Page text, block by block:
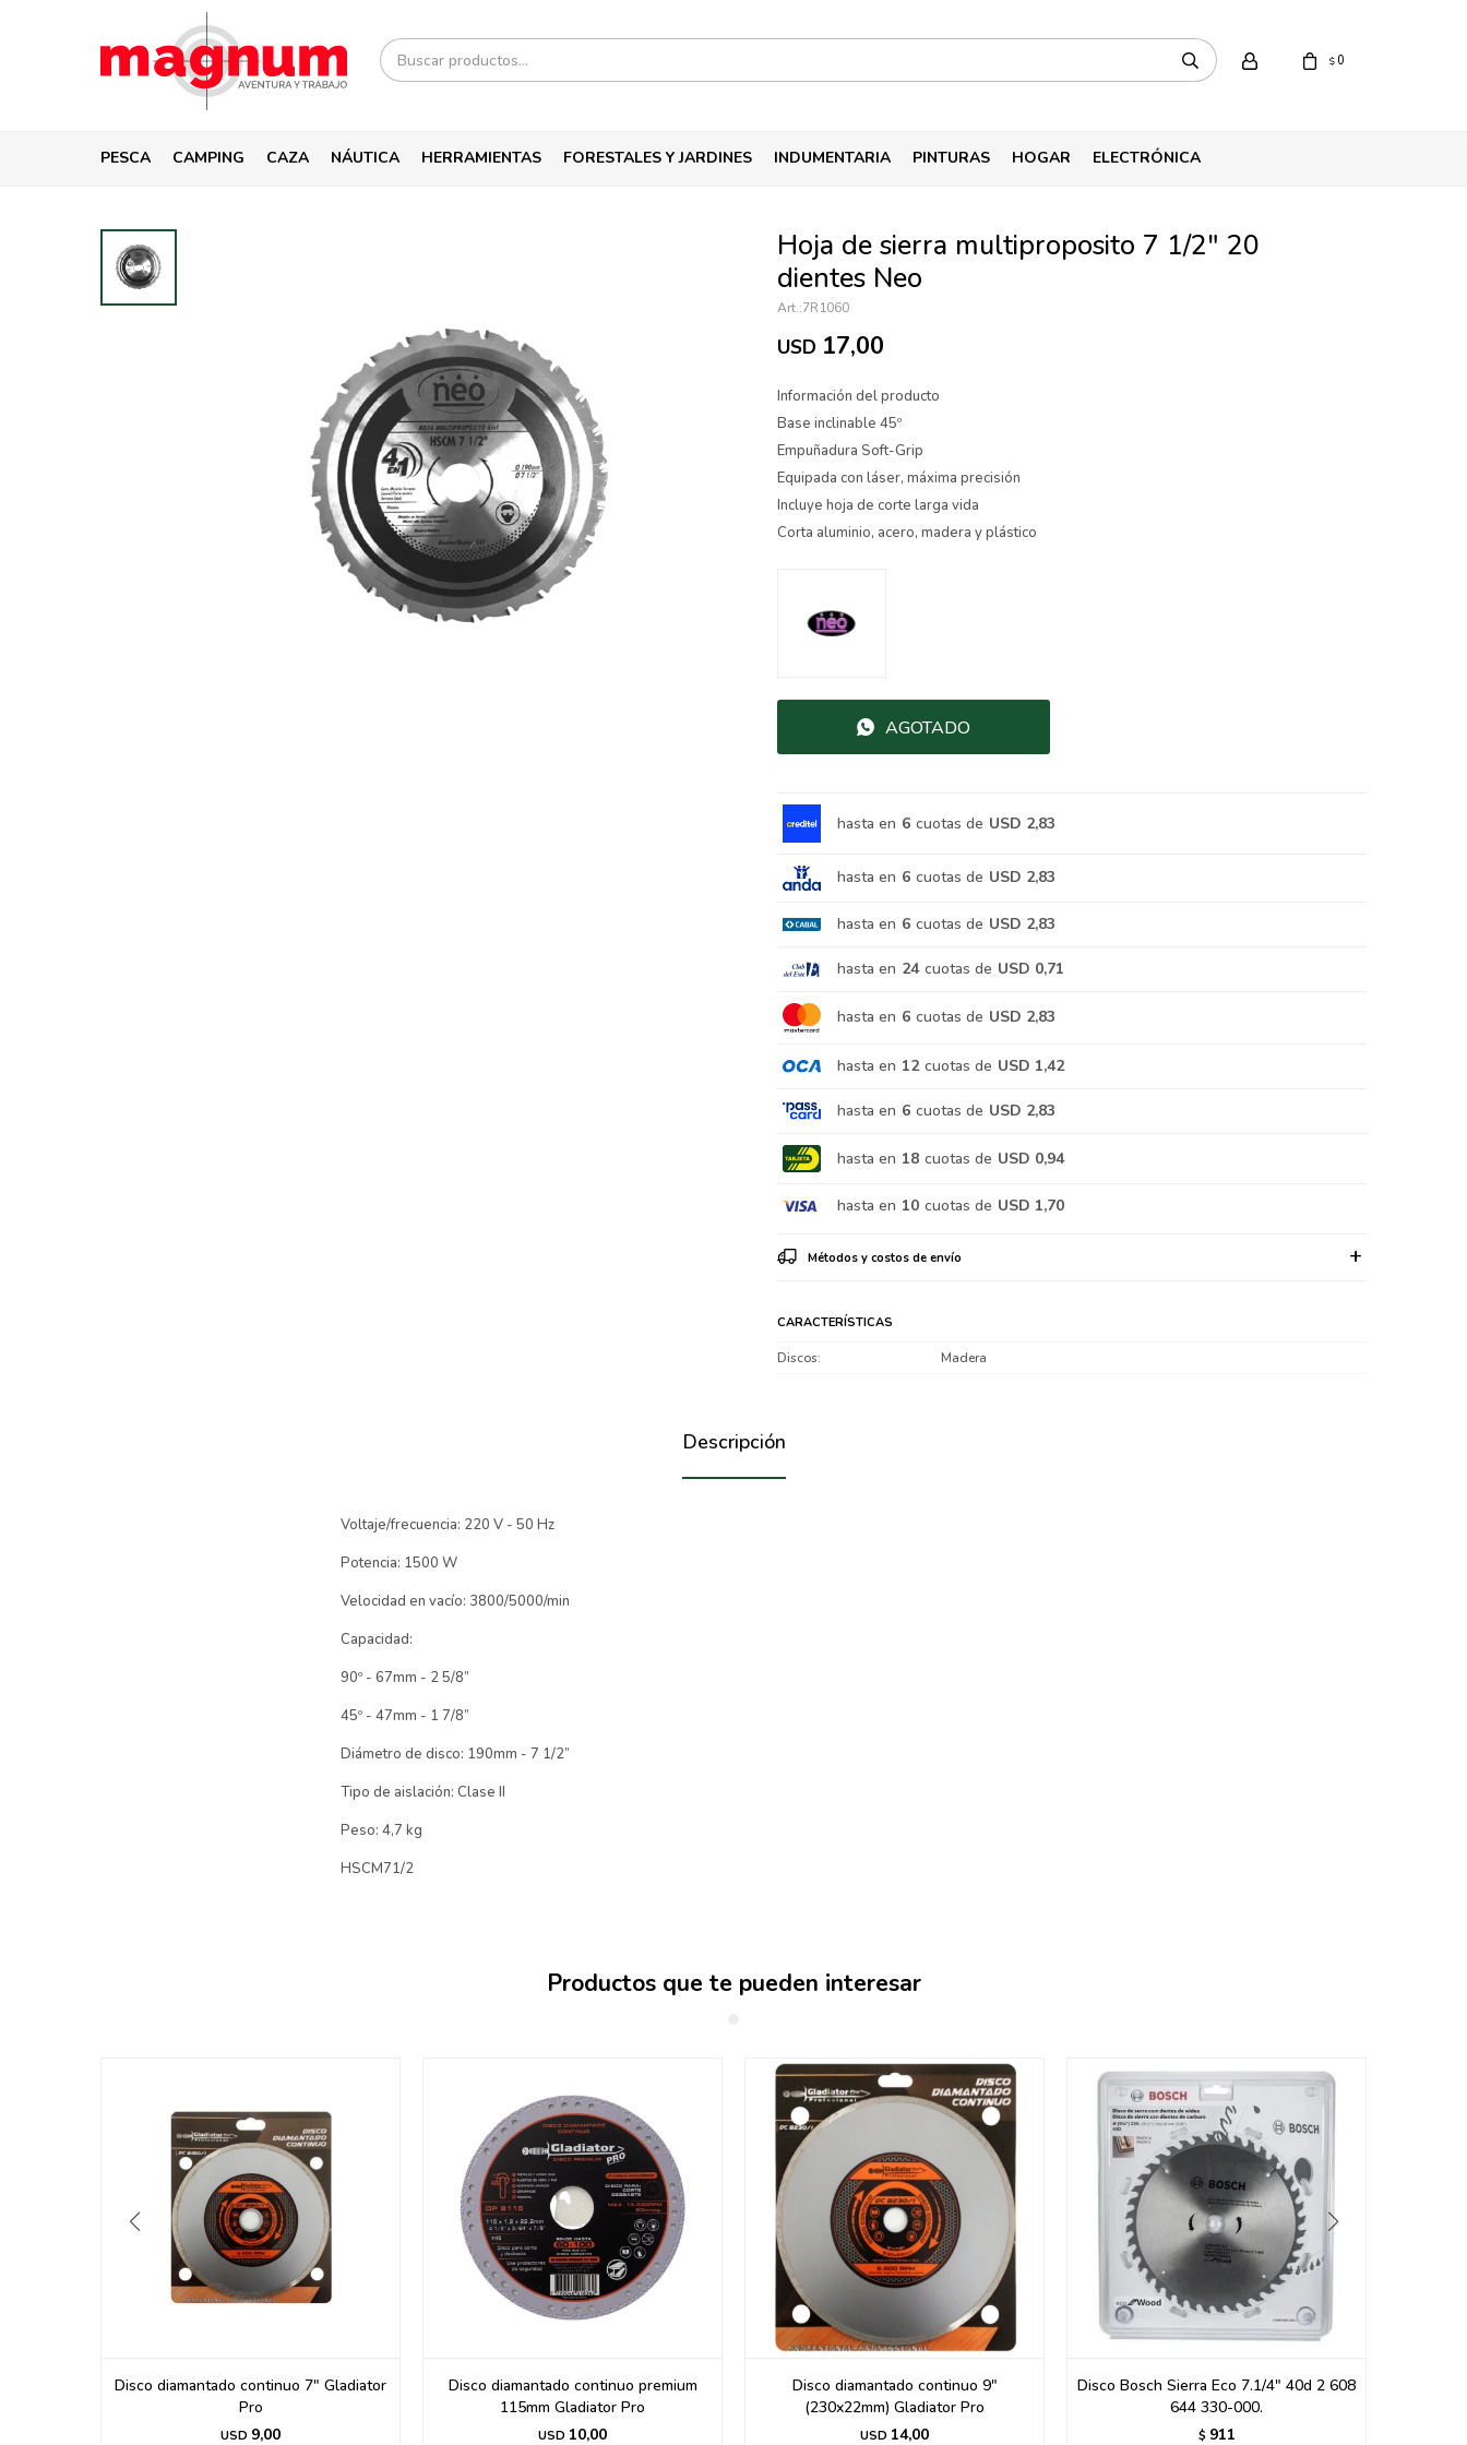
PESCA CAMPING CAZA NÁUTICA HERRAMIENTAS FORESTALES Y JARDINES INDUMENTARIA PINTURAS HOGAR ELECTRÓNICA
$ 0
Hoja de sierra multiproposito 7 1/2" 20
dientes Neo
7R1060
USD 17,00
Información del producto
Base inclinable 45º
Empuñadura Soft-Grip
Equipada con láser, máxima precisión
Incluye hoja de corte larga vida
Corta aluminio, acero, madera y plástico
AGOTADO
hasta en 6 cuotas de USD 2,83
hasta en 6 cuotas de USD 2,83
hasta en 6 cuotas de USD 2,83
hasta en 24 cuotas de USD 0,71
hasta en 6 cuotas de USD 2,83
hasta en 12 cuotas de USD 1,42
hasta en 6 cuotas de USD 2,83
hasta en 18 cuotas de USD 0,94
hasta en 10 cuotas de USD 1,70
Métodos y costos de envío
CARACTERÍSTICAS
Discos Madera
Descripción
Voltaje/frecuencia: 220 V - 50 Hz
Potencia: 1500 W
Velocidad en vacío: 3800/5000/min
Capacidad:
90º - 67mm - 2 5/8”
45º - 47mm - 1 7/8”
Diámetro de disco: 190mm - 7 1/2”
Tipo de aislación: Clase II
Peso: 4,7 kg
HSCM71/2
Productos que te pueden interesar
Disco diamantado continuo 7" Gladiator
Pro
USD 9,00
Disco diamantado continuo premium
115mm Gladiator Pro
USD 10,00
Disco diamantado continuo 9"
(230x22mm) Gladiator Pro
USD 14,00
Disco Bosch Sierra Eco 7.1/4" 40d 2 608
644 330-000.
$ 911